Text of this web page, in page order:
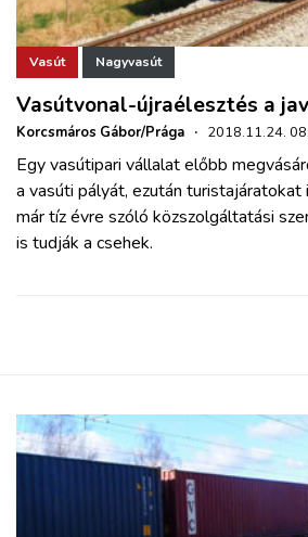
Vasút Nagyvasút
Vasútvonal-újraélesztés a
Korcsmáros Gábor/Prága · 2018.11.24.
Egy vasútipari vállalat előbb
a vasúti pályát, ezután
már tíz évre szóló közszolgáltatási
is tudják a csehek.